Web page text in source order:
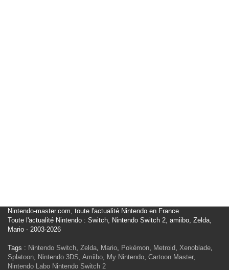
Nintendo-master.com, toute l'actualité Nintendo en France
Toute l'actualité Nintendo : Switch, Nintendo Switch 2, amiibo, Zelda,
Mario - 2003-2026
Tags : Nintendo Switch, Zelda, Mario, Pokémon, Metroid, Xenoblade,
Splatoon, Nintendo 3DS, Amiibo, My Nintendo, Cartoon Master,
Nintendo Labo Nintendo Switch 2